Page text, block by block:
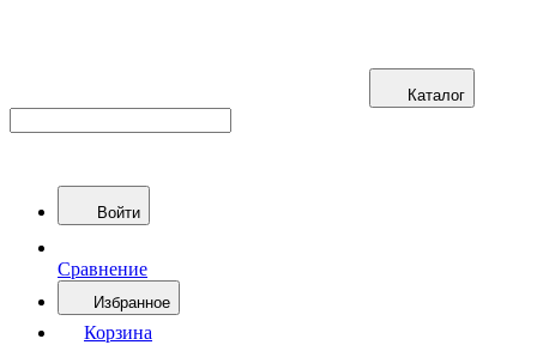
Каталог
Войти
Сравнение
Избранное
Корзина